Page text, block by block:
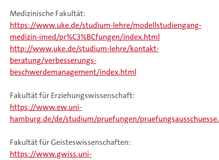
Medizinische Fakultät:
https://www.uke.de/studium-lehre/modellstudiengang-
medizin-imed/pr%C3%BCfungen/index.html
http://www.uke.de/studium-lehre/kontakt-
beratung/verbesserungs-
beschwerdemanagement/index.html
Fakultät für Erziehungswissenschaft:
https://www.ew.uni-
hamburg.de/de/studium/pruefungen/
Fakultät für Geisteswissenschaften:
https://www.gwiss.uni-